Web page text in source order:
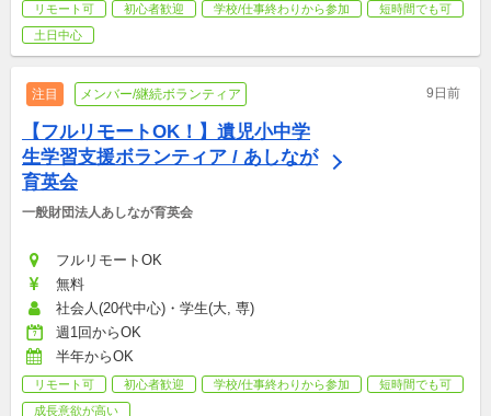
リモート可 初心者歓迎 学校/仕事終わりから参加
短時間でも可
土日中心
注目 メンバー/継続ボランティア 9日前
【フルリモートOK！】遺児小中学
生学習支援ボランティア / あしなが
育英会
一般財団法人あしなが育英会
フルリモートOK
無料
社会人(20代中心)・学生(大, 専)
週1回からOK
半年からOK
リモート可 初心者歓迎 学校/仕事終わりから参加
短時間でも可
成長意欲が高い